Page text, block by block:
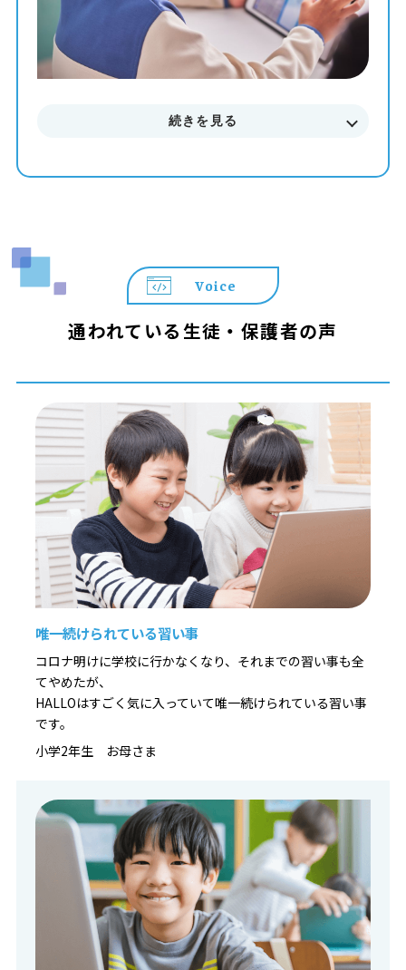
続きを見る
Voice
通われている生徒・保護者の声
唯一続けられている習い事
コロナ明けに学校に行かなくなり、それまでの習い事も全
てやめたが、
HALLOはすごく気に入っていて唯一続けられている習い事
です。
小学2年生 お母さま